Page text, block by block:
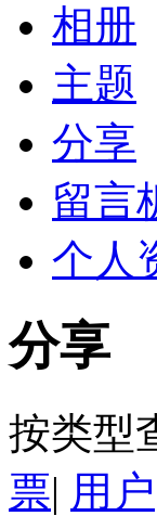
相册
主题
分享
留言
个人
分享
按类型
票| 用户